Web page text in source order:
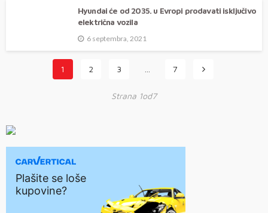
Hyundai će od 2035. u Evropi prodavati isključivo
električna vozila
6 septembra, 2021
1 2 3 7
Strana 1od7